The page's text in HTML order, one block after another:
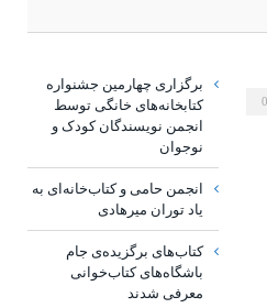
برگزاری چهارمین جشنواره
کتابخانه‌های خانگی توسط
انجمن نویسندگان کودک و
نوجوان
انجمن حامی و کتاب‌خانه‌ای به
یاد توران میرهادی
کتاب‌های برگزیده‌ی جام
باشگاه‌های کتاب‌خوانی
معرفی شدند